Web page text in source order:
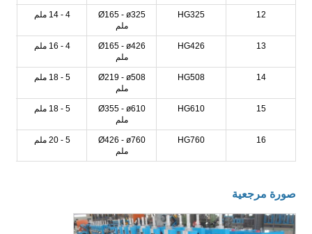
12
HG325
Ø165 - ø325
ملم
4 - 14 ملم
13
HG426
Ø165 - ø426
ملم
4 - 16 ملم
14
HG508
Ø219 - ø508
ملم
5 - 18 ملم
15
HG610
Ø355 - ø610
ملم
5 - 18 ملم
16
HG760
Ø426 - ø760
ملم
5 - 20 ملم
صورة مرجعية